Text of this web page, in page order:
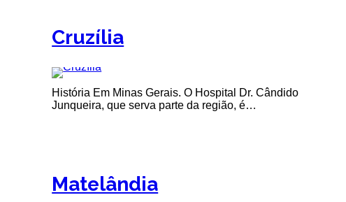
Cruzília
História Em Minas Gerais. O Hospital Dr. Cândido
Junqueira, que serva parte da região, é…
Matelândia